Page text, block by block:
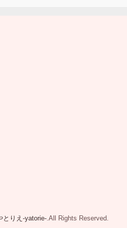
とりえ-yatorie- .All Rights Reserved.